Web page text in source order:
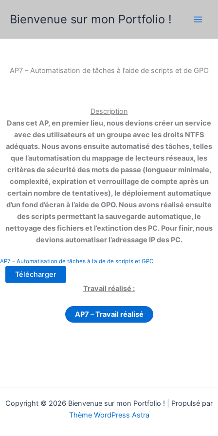
Bienvenue sur mon Portfolio !
AP7 – Automatisation de tâches à l’aide de scripts et de GPO
Description
Dans cet AP, en premier lieu, nous devions créer un service
avec des utilisateurs et un groupe avec les droits NTFS
adéquats. Nous avons ensuite automatisé des tâches, telles
que l’automatisation du mappage de lecteurs réseaux, les
critères de sécurité des mots de passe (longueur minimale,
complexité, expiration et verrouillage de compte après un
certain nombre de tentatives), le déploiement automatique
d’un fond d’écran à l’aide de GPO. Nous avons réalisé ensuite
des scripts permettant la sauvegarde automatique, le
nettoyage des fichiers et l’extinction des PC. Pour finir, nous
devions automatiser l’adressage IP des PC.
AP7 – Automatisation de tâches à l’aide de scripts et GPO
Télécharger
Travail réalisé :
AP7 – Travail réalisé
Copyright © 2026 Bienvenue sur mon Portfolio ! | Propulsé par
Thème WordPress Astra